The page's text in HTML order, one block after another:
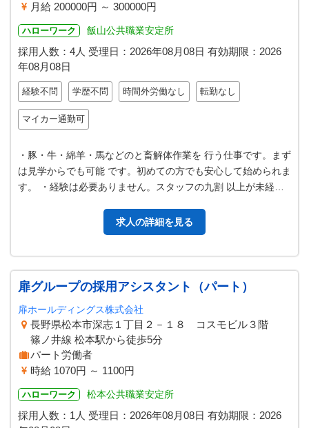
月給 200000円 ～ 300000円
ハローワーク 飯山公共職業安定所
採用人数：4人 受理日： 2026年08月08日 有効期限： 2026
年08月08日
経験不問 学歴不問 時間外労働なし 転勤なし
マイカー通勤可
・豚・牛・綿羊・馬などのと畜解体作業を 行う仕事です。まず
は見学からでも可能 です。初めての方でも安心して始められま
す。 ・経験は必要ありません。スタッフの九割 以上が未経験
求人の詳細を見る
扉グループの採用アシスタント（パート）
扉ホールディングス株式会社
長野県松本市深志１丁目２－１８ コスモビル３階
篠ノ井線 松本駅から徒歩5分
パート労働者
時給 1070円 ～ 1100円
ハローワーク 松本公共職業安定所
採用人数：1人 受理日： 2026年08月08日 有効期限： 2026